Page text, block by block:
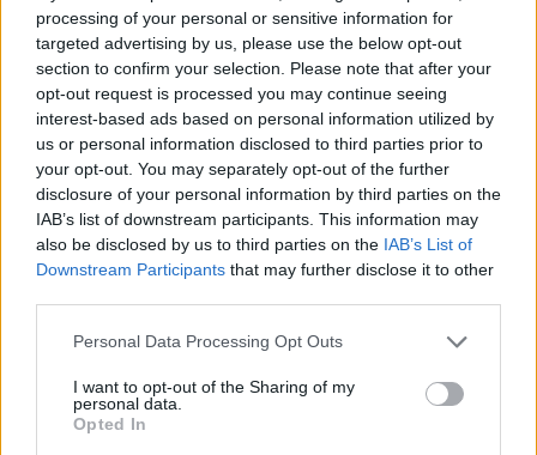
processing of your personal or sensitive information for
targeted advertising by us, please use the below opt-out
section to confirm your selection. Please note that after your
opt-out request is processed you may continue seeing
interest-based ads based on personal information utilized by
us or personal information disclosed to third parties prior to
your opt-out. You may separately opt-out of the further
disclosure of your personal information by third parties on the
IAB’s list of downstream participants. This information may
also be disclosed by us to third parties on the IAB’s List of
Downstream Participants that may further disclose it to other
Personal Data Processing Opt Outs
I want to opt-out of the Sharing of my
personal data.
Opted In
4. Bon Aire